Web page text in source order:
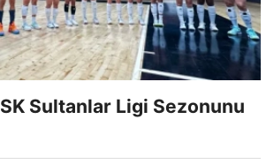
Sultanlar Ligi Sezonunu